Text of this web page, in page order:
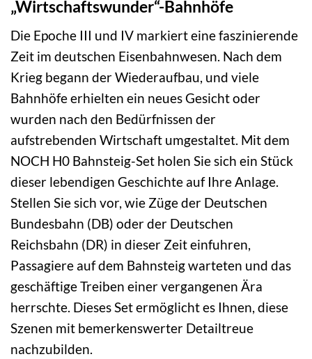
„Wirtschaftswunder“-Bahnhöfe
Die Epoche III und IV markiert eine faszinierende
Zeit im deutschen Eisenbahnwesen. Nach dem
Krieg begann der Wiederaufbau, und viele
Bahnhöfe erhielten ein neues Gesicht oder
wurden nach den Bedürfnissen der
aufstrebenden Wirtschaft umgestaltet. Mit dem
NOCH H0 Bahnsteig-Set holen Sie sich ein Stück
dieser lebendigen Geschichte auf Ihre Anlage.
Stellen Sie sich vor, wie Züge der Deutschen
Bundesbahn (DB) oder der Deutschen
Reichsbahn (DR) in dieser Zeit einfuhren,
Passagiere auf dem Bahnsteig warteten und das
geschäftige Treiben einer vergangenen Ära
herrschte. Dieses Set ermöglicht es Ihnen, diese
Szenen mit bemerkenswerter Detailtreue
nachzubilden.